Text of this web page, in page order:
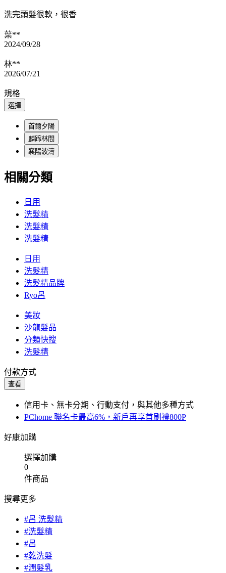
洗完頭髮很軟，很香
葉**
2024/09/28
林**
2026/07/21
規格
選擇
首爾夕陽
麟蹄林間
襄陽波濤
相關分類
日用
洗髮精
洗髮精
洗髮精
日用
洗髮精
洗髮精品牌
Ryo呂
美妝
沙龍髮品
分類快搜
洗髮精
付款方式
查看
信用卡、無卡分期、行動支付，與其他多種方式
PChome 聯名卡最高6%，新戶再享首刷禮800P
好康加購
選擇加購
0
件商品
搜尋更多
#呂 洗髮精
#洗髮精
#呂
#乾洗髮
#潤髮乳